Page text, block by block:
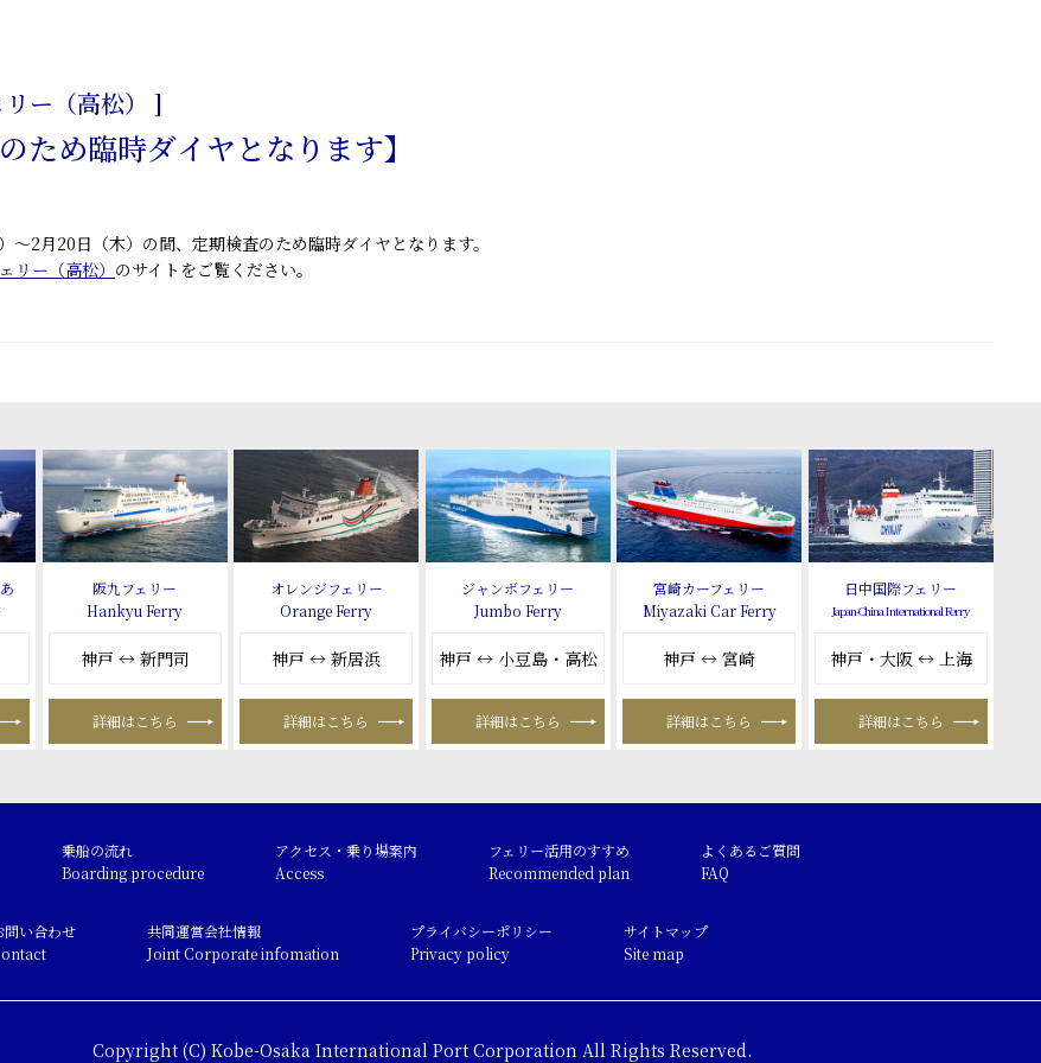
ー（高松） ]
ため臨時ダイヤとなります】
～2月20日（木）の間、定期検査のため臨時ダイヤとなります。
リー（高松） のサイトをご覧ください。
阪九フェリー
Hankyu Ferry
神戸 ↔ 新門司
詳細はこちら
オレンジフェリー
Orange Ferry
神戸 ↔ 新居浜
詳細はこちら
ジャンボフェリー
Jumbo Ferry
神戸 ↔ 小豆島・高松
詳細はこちら
宮崎カーフェリー
Miyazaki Car Ferry
神戸 ↔ 宮崎
詳細はこちら
日中国際フェリー
Japan-China International Ferry
神戸・大阪 ↔ 上海
詳細はこちら
乗船の流れ
Boarding procedure
アクセス・乗り場案内
Access
フェリー活用のすすめ
Recommended plan
よくあるご質問
FAQ
問い合わせ
共同運営会社情報
Joint Corporate infomation
プライバシーポリシー
Privacy policy
サイトマップ
Site map
Copyright (C) Kobe-Osaka International Port Corporation All Rights Reserved.